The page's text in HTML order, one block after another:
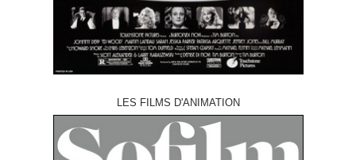
LES FILMS D'ANIMATION